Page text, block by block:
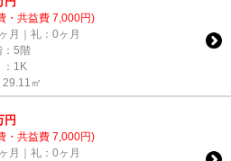
・共益費 7,000円)
月｜礼：0ヶ月
：5階
：1K
㎡
円
・共益費 7,000円)
月｜礼：0ヶ月